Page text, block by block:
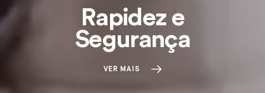
Rapidez e
Segurança
VER MAIS